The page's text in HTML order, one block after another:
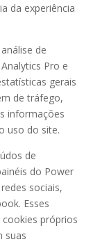
da experiência
de
Pro e
gerais
de tráfego,
informações
uso do site.
de
do Power
sociais,
Esses
próprios
suas